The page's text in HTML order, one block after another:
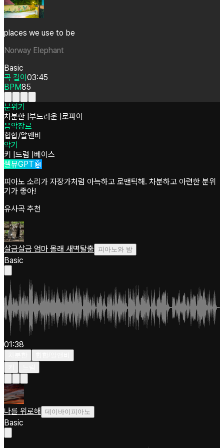
places we use to be
Norway Elephant
Basic
곡 길이 03:45
BPM85
분위기
차분한 부드러운 로파이
음악장르
힙합/알앤비
악기
키 드럼
베이스
셀뮤GPT🤖
피아노 소리가 자장가처럼 아늑하고 로맨틱해. 차분하고 아련한 분위
기가 좋아!
유사곡 추천
살금살금 엄마 몰래 새벽탈출 피아노와 밤
Basic
01:38
나를 위로해 데이바이피아노
Basic